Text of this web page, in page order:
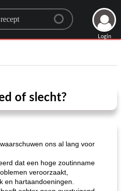
recipe
Login
of slecht?
ons al lang voor
dat een hoge zoutinname
veroorzaakt,
en hartaandoeningen.